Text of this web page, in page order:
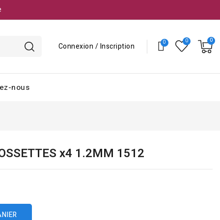
Connexion / Inscription
nous
x4 1.2MM 1512